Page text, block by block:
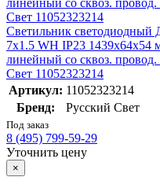
Светильник светодиодный
7x1.5 WH IP23 1439х64х54
линейный со сквоз.
Свет 11052323214
Артикул: 11052323214
Бренд:
Русский Свет
Под заказ
8 (495) 799-59-29
Уточнить цену
×